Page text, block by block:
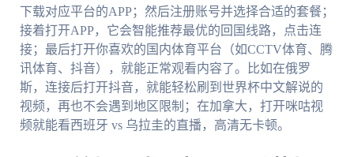
下载对应平台的APP；然后注册账号并选择合适的套餐；
接着打开APP，它会智能推荐最优的回国线路，点击连
接；最后打开你喜欢的国内体育平台（如CCTV体育、腾
讯体育、抖音），就能正常观看内容了。比如在俄罗
斯，连接后打开抖音，就能轻松刷到世界杯中文解说的
视频，再也不会遇到地区限制；在加拿大，打开咪咕视
频就能看西班牙 vs 乌拉圭的直播，高清无卡顿。